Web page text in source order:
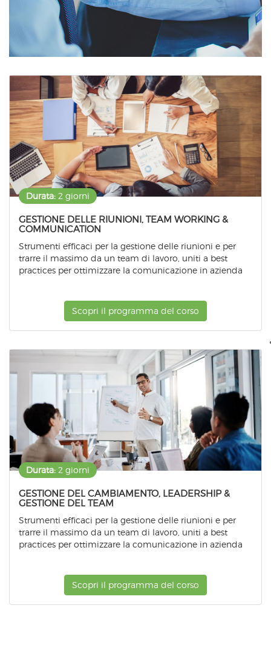
Durata: 2 giorni
GESTIONE DELLE RIUNIONI, TEAM WORKING &
COMMUNICATION
Strumenti efficaci per la gestione delle riunioni e per
trarre il massimo da un team di lavoro, uniti a best
practices per ottimizzare la comunicazione in azienda
Scopri il programma del corso
Durata: 2 giorni
GESTIONE DEL CAMBIAMENTO, LEADERSHIP &
GESTIONE DEL TEAM
Strumenti efficaci per la gestione delle riunioni e per
trarre il massimo da un team di lavoro, uniti a best
practices per ottimizzare la comunicazione in azienda
Scopri il programma del corso